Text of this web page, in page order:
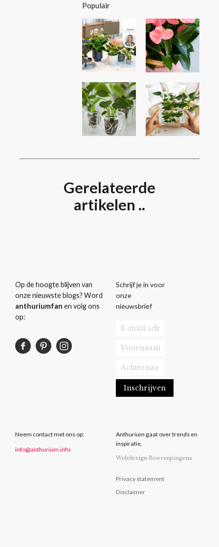
Populair
Gerelateerde
artikelen ..
Op de hoogte blijven van
onze nieuwste blogs? Word
anthuriumfan en volg ons
op:
Schrijf je in voor
onze
nieuwsbrief
Neem contact met ons op:
info@anthurium.info
Anthurium gaat over trends en
inspiratie.
Webdesign Boerenjongens
Privacy statement
Disclaimer